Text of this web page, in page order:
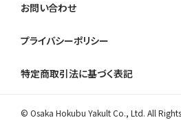
お問い合わせ
プライバシーポリシー
特定商取引法に基づく表記
© Osaka Hokubu Yakult Co., Ltd. All